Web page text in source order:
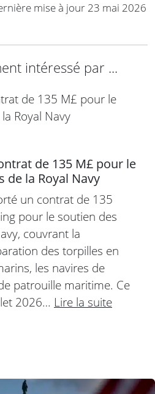
mise à jour 23 mai 2026
intéressé par ...
de 135 M£ pour le
de la Royal Navy
un contrat de 135
pour le soutien des
couvrant la
des torpilles en
les navires de
patrouille maritime. Ce
2026… Lire la suite